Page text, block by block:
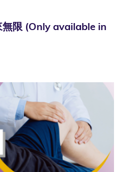
無限 (Only available in